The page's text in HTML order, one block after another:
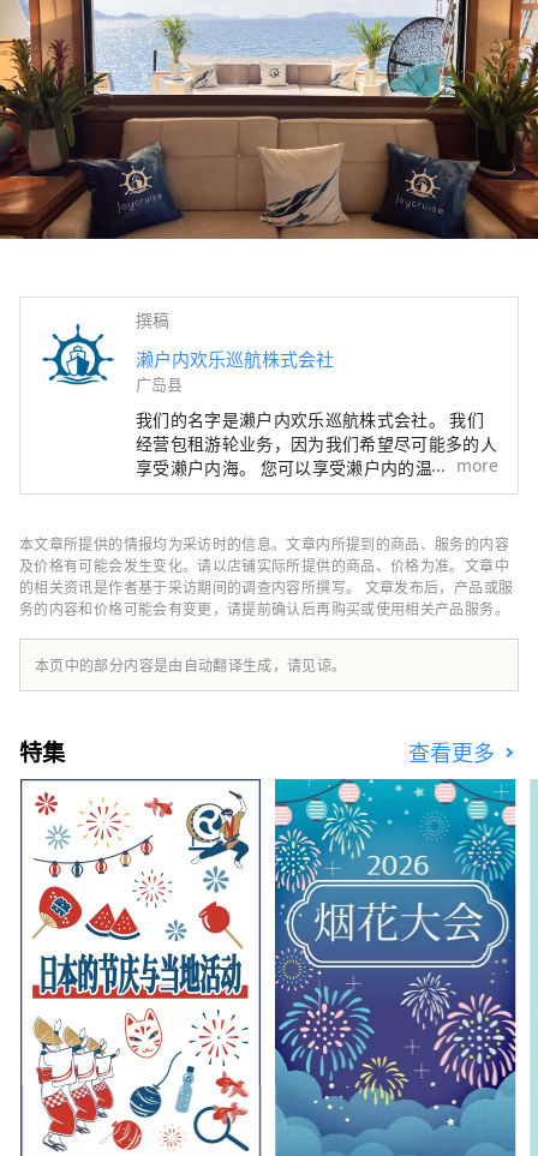
撰稿
濑户内欢乐巡航株式会社
广岛县
我们的名字是濑户内欢乐巡航株式会社。 我们
经营包租游轮业务，因为我们希望尽可能多的人
享受濑户内海。 您可以享受濑户内的温和气
候、其他岛屿的世界级美景以及我们的私人厨师
将提供陆地上无法体验到的“非凡”体验。
more
本文章所提供的情报均为采访时的信息。文章内所提到的商品、服务的内容
及价格有可能会发生变化。请以店铺实际所提供的商品、价格为准。文章中
的相关资讯是作者基于采访期间的调查内容所撰写。 文章发布后，产品或服
务的内容和价格可能会有变更，请提前确认后再购买或使用相关产品服务。
本页中的部分内容是由自动翻译生成，请见谅。
特集 查看更多